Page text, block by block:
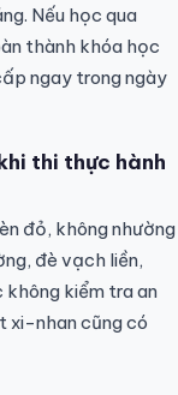
Nếu học qua
thành khóa học
ngay trong ngày
thi thực hành
đỏ, không nhường
đè vạch liền,
không kiểm tra an
xi-nhan cũng có